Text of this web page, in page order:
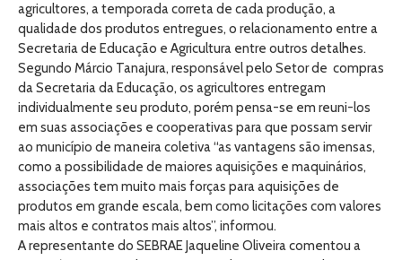
agricultores, a temporada correta de cada produção, a
qualidade dos produtos entregues, o relacionamento entre a
Secretaria de Educação e Agricultura entre outros detalhes.
Segundo Márcio Tanajura, responsável pelo Setor de compras
da Secretaria da Educação, os agricultores entregam
individualmente seu produto, porém pensa-se em reuni-los
em suas associações e cooperativas para que possam servir
ao município de maneira coletiva “as vantagens são imensas,
como a possibilidade de maiores aquisições e maquinários,
associações tem muito mais forças para aquisições de
produtos em grande escala, bem como licitações com valores
mais altos e contratos mais altos”, informou.
A representante do SEBRAE Jaqueline Oliveira comentou a